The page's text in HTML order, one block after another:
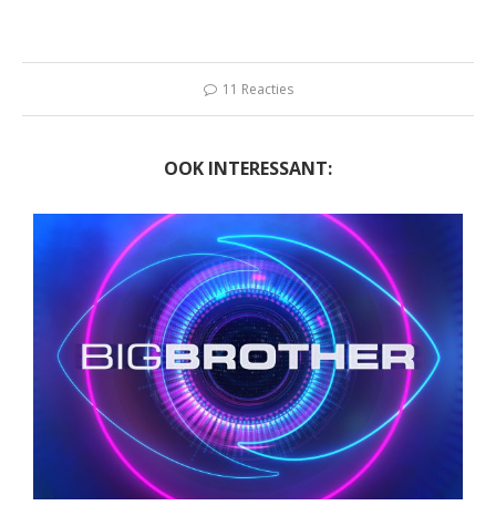
11 Reacties
OOK INTERESSANT: